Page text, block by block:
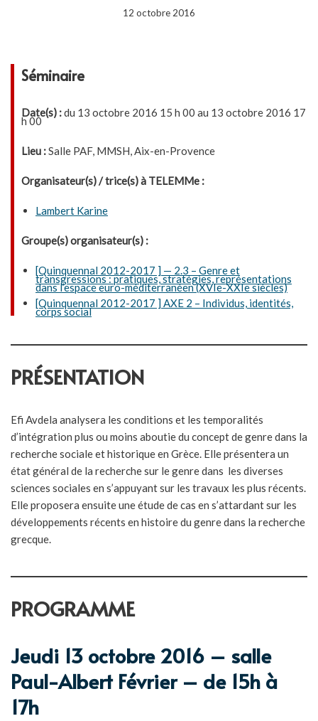
12 octobre 2016
Séminaire
Date(s) :du 13 octobre 2016 15 h 00 au 13 octobre 2016 17
h 00
Lieu :Salle PAF, MMSH, Aix-en-Provence
Organisateur(s) / trice(s) à TELEMMe :
Lambert Karine
Groupe(s) organisateur(s) :
[Quinquennal 2012-2017 ] — 2.3 – Genre et
transgressions : pratiques, stratégies, représentations
dans l’espace euro-méditerranéen (XVIe-XXIe siècles)
[Quinquennal 2012-2017 ] AXE 2 – Individus, identités,
corps social
PRÉSENTATION
Efi Avdela analysera les conditions et les temporalités
d’intégration plus ou moins aboutie du concept de genre dans la
recherche sociale et historique en Grèce. Elle présentera un
état général de la recherche sur le genre dans les diverses
sciences sociales en s’appuyant sur les travaux les plus récents.
Elle proposera ensuite une étude de cas en s’attardant sur les
développements récents en histoire du genre dans la recherche
grecque.
PROGRAMME
Jeudi 13 octobre 2016 – salle
Paul-Albert Février – de 15h à
17h